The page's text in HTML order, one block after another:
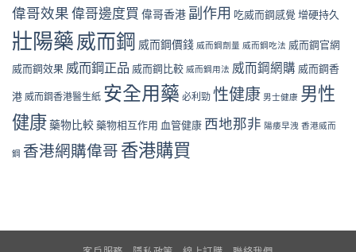
偉哥效果偉哥邊度買 偉哥香港 副作用 吃威而鋼感覺 增硬持久
壯陽藥 威而鋼 威而鋼價錢 威而鋼劑量 威而鋼吃法 威而鋼官網
威而鋼效果 威而鋼正品 威而鋼比較 威而鋼用法 威而鋼網購 威而鋼香
港 威而鋼香港醫生紙 安全用藥 必利勁 性健康 男士健康 男性
健康藥物比較藥物相互作用 血管健康 西地那非 陽痿早洩 香港威而
鋼 香港網購偉哥 香港購買